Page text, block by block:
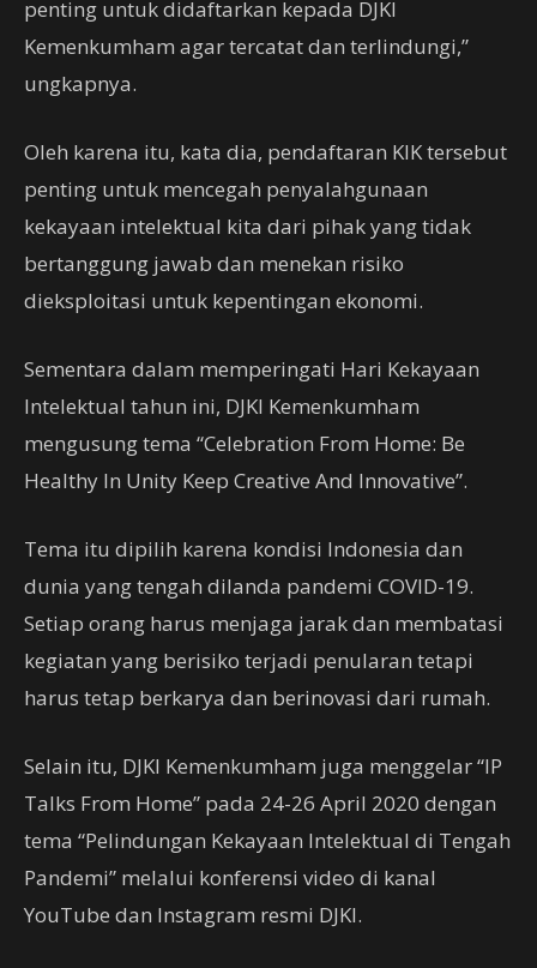
penting untuk didaftarkan kepada DJKI
Kemenkumham agar tercatat dan terlindungi,”
ungkapnya.
Oleh karena itu, kata dia, pendaftaran KIK tersebut
penting untuk mencegah penyalahgunaan
kekayaan intelektual kita dari pihak yang tidak
bertanggung jawab dan menekan risiko
dieksploitasi untuk kepentingan ekonomi.
Sementara dalam memperingati Hari Kekayaan
Intelektual tahun ini, DJKI Kemenkumham
mengusung tema “Celebration From Home: Be
Healthy In Unity Keep Creative And Innovative”.
Tema itu dipilih karena kondisi Indonesia dan
dunia yang tengah dilanda pandemi COVID-19.
Setiap orang harus menjaga jarak dan membatasi
kegiatan yang berisiko terjadi penularan tetapi
harus tetap berkarya dan berinovasi dari rumah.
Selain itu, DJKI Kemenkumham juga menggelar “IP
Talks From Home” pada 24-26 April 2020 dengan
tema “Pelindungan Kekayaan Intelektual di Tengah
Pandemi” melalui konferensi video di kanal
YouTube dan Instagram resmi DJKI.